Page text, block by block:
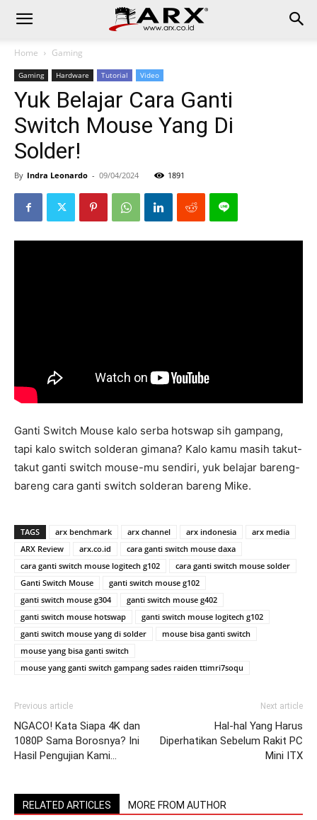
Home Gaming
Gaming Hardware Tutorial Video
Yuk Belajar Cara Ganti
Switch Mouse Yang Di
Solder!
By Indra Leonardo - 09/04/2024 1891
Ganti Switch Mouse kalo serba hotswap sih gampang,
tapi kalo switch solderan gimana? Kalo kamu masih takut-
takut ganti switch mouse-mu sendiri, yuk belajar bareng-
bareng cara ganti switch solderan bareng Mike.
TAGS arx benchmark arx channel arx indonesia
arx media
ARX Review
arx.co.id
cara ganti switch mouse daxa
cara ganti switch mouse logitech g102
cara ganti switch mouse solder
Ganti Switch Mouse
ganti switch mouse g102
ganti switch mouse g304
ganti switch mouse g402
ganti switch mouse hotswap
ganti switch mouse logitech g102
ganti switch mouse yang di solder
mouse bisa ganti switch
mouse yang bisa ganti switch
mouse yang ganti switch gampang sades raiden ttimri7soqu
Previous article
NGACO! Kata Siapa 4K dan
1080P Sama Borosnya? Ini
Hasil Pengujian Kami…
Next article
Hal-hal Yang Harus
Diperhatikan Sebelum Rakit PC
Mini ITX
RELATED ARTICLES MORE FROM AUTHOR